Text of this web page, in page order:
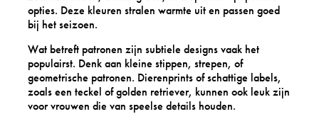
opties. Deze kleuren stralen warmte uit en passen goed
bij het seizoen.
Wat betreft patronen zijn subtiele designs vaak het
populairst. Denk aan kleine stippen, strepen, of
geometrische patronen. Dierenprints of schattige labels,
zoals een teckel of golden retriever, kunnen ook leuk zijn
voor vrouwen die van speelse details houden.